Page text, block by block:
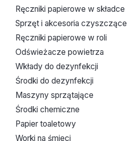
Ręczniki papierowe w składce
Sprzęt i akcesoria czyszczące
Ręczniki papierowe w roli
Odświeżacze powietrza
Wkłady do dezynfekcji
Środki do dezynfekcji
Maszyny sprzątające
Środki chemiczne
Papier toaletowy
Worki na śmieci